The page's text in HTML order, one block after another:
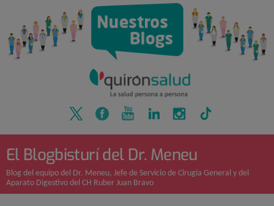
El Blogbisturí del Dr. Meneu
Blog del equipo del Dr. Meneu, Jefe de Servicio de Cirugía General y del
Aparato Digestivo del CH Ruber Juan Bravo